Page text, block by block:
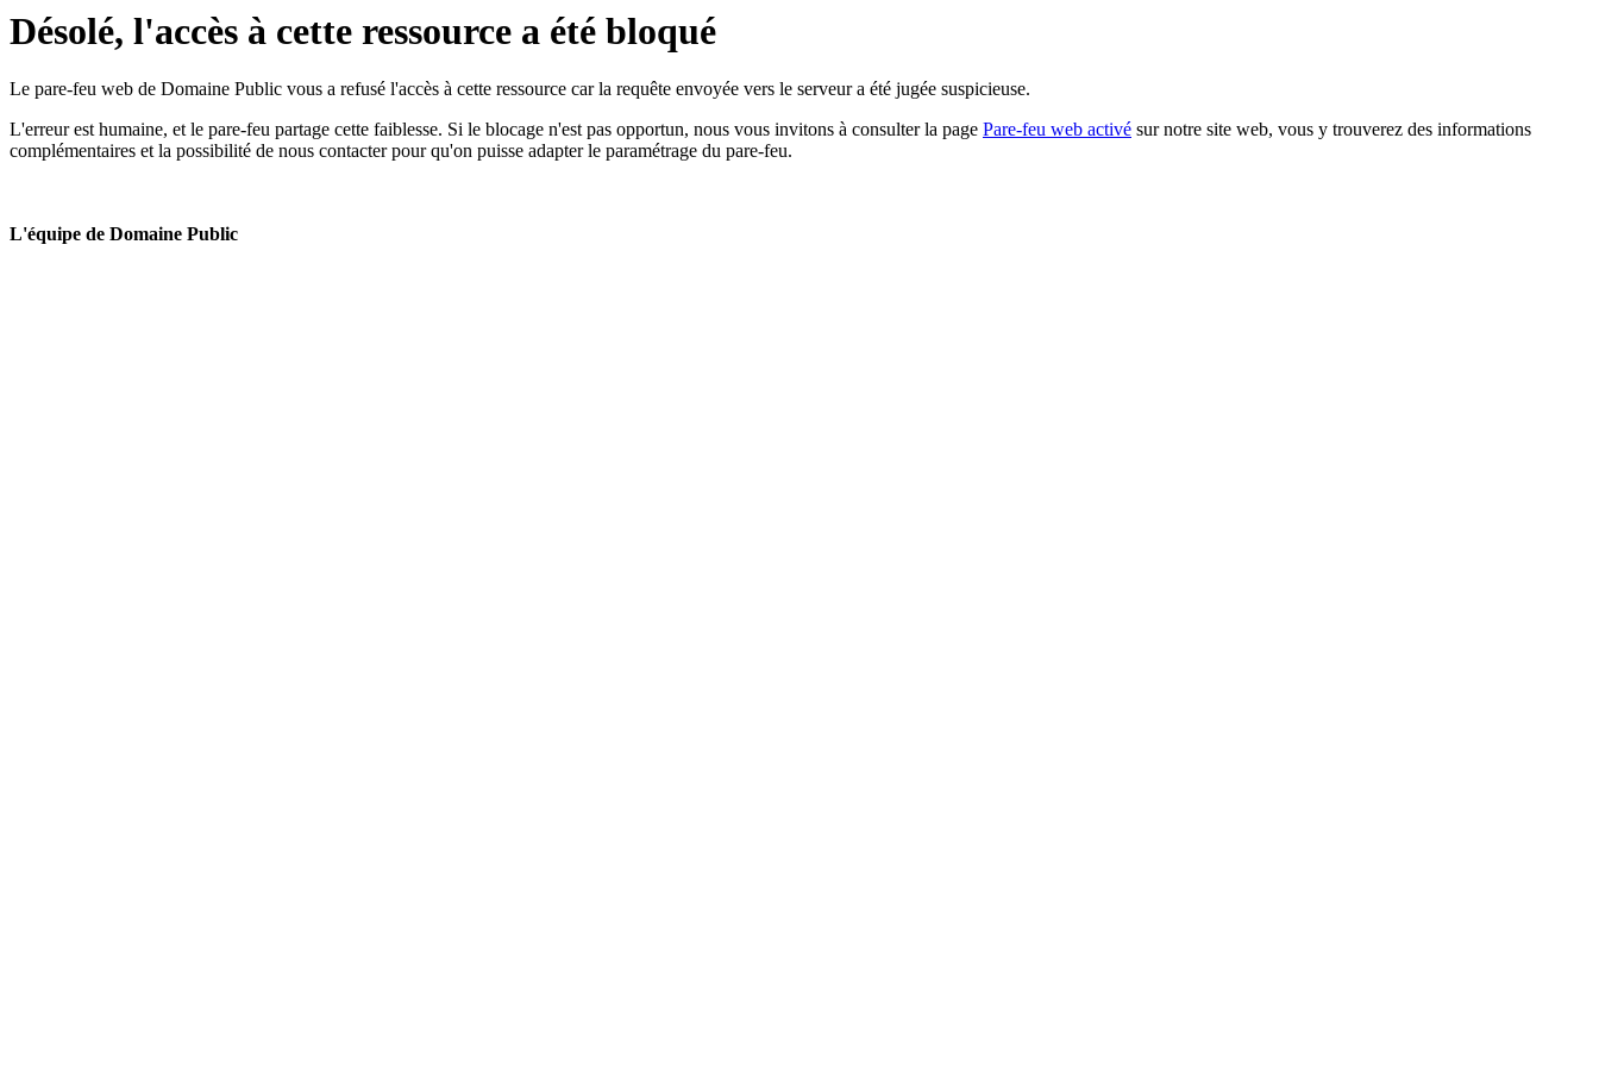
Désolé, l'accès à cette ressource a été bloqué
Le pare-feu web de Domaine Public vous a refusé l'accès à cette ressource car la requête envoyée vers le serveur a été jugée suspicieuse.
L'erreur est humaine, et le pare-feu partage cette faiblesse. Si le blocage n'est pas opportun, nous vous invitons à consulter la page Pare-feu web activé sur notre site web, vous y trouverez des informations
complémentaires et la possibilité de nous contacter pour qu'on puisse adapter le paramétrage du pare-feu.
L'équipe de Domaine Public